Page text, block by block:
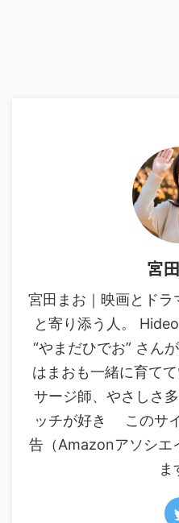
宮
宮田まお｜映画とドラ
と寄り添う人。
“やまだひでお” さん
はまおも一緒に育て
サージ師、やさしさ
ッチが好き このサ
告（Amazonアソシエ
ま